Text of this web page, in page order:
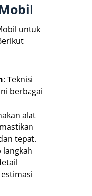
untuk
: Teknisi
berbagai
alat
tepat.
langkah